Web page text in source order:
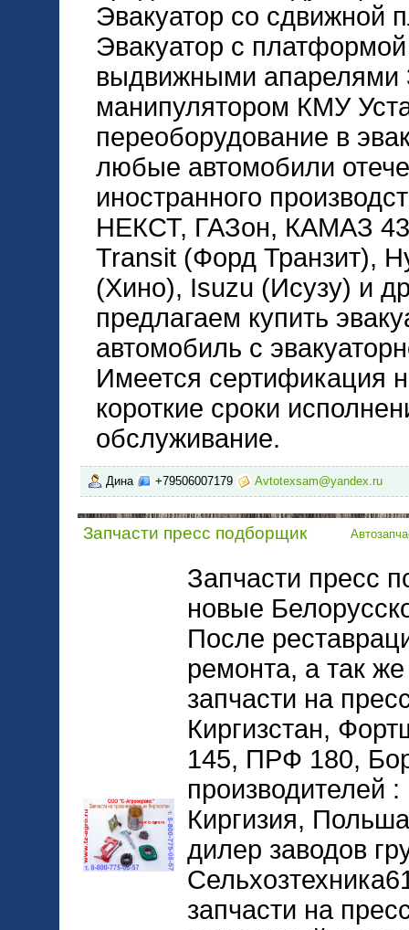
Эвакуатор со сдвижной
Эвакуатор с
выдвижными апарелями
манипулятором КМУ
переоборудование в
любые автомобили
иностранного
НЕКСТ, ГАЗон, КАМАЗ
Transit (Форд Транзит),
(Хино), Isuzu (Исузу) и
предлагаем купить
автомобиль с
Имеется сертификация
короткие сроки
обслуживание.
Дина +79506007179 Avtotexsam@yandex.ru
Запчасти пресс подборщик
Запчасти пресс
новые
После
ремонта, а так
запчасти на
Киргизстан,
145, ПРФ 180,
производителей
Киргизия,
дилер заводов
запчасти на